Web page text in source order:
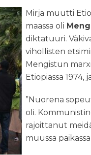
Mirja muutti
maassa oli
diktatuuri.
vihollisten
Mengistun
Etiopiassa 1974,
”Nuorena
oli.
rajoittanut
muussa